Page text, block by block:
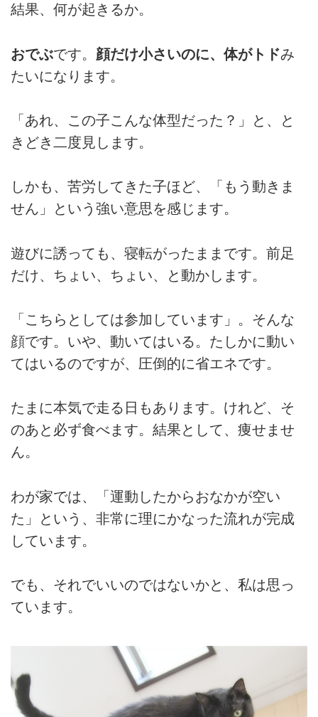
結果、何が起きるか。
おでぶです。 顔だけ小さいのに、体がトドみ
たいになります。
「あれ、この子こんな体型だった？」と、と
きどき二度見します。
しかも、苦労してきた子ほど、「もう動きま
せん」という強い意思を感じます。
遊びに誘っても、寝転がったままです。前足
だけ、ちょい、ちょい、と動かします。
「こちらとしては参加しています」。そんな
顔です。いや、動いてはいる。たしかに動い
てはいるのですが、圧倒的に省エネです。
たまに本気で走る日もあります。けれど、そ
のあと必ず食べます。結果として、痩せませ
ん。
わが家では、「運動したからおなかが空い
た」という、非常に理にかなった流れが完成
しています。
でも、それでいいのではないかと、私は思っ
ています。